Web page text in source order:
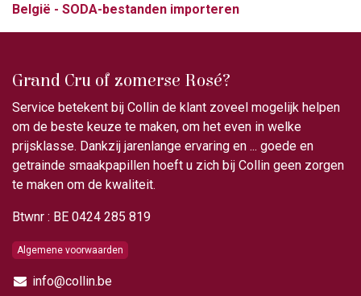
België - SODA-bestanden importeren
Grand Cru of zomerse Rosé?
Service betekent bij Collin de klant zoveel mogelijk helpen
om de beste keuze te maken, om het even in welke
prijsklasse. Dankzij jarenlange ervaring en ... goede en
getrainde smaakpapillen hoeft u zich bij Collin geen zorgen
te maken om de kwaliteit.
Btwnr : BE 0424 285 819
Algemene voorwaarden
info@collin.be